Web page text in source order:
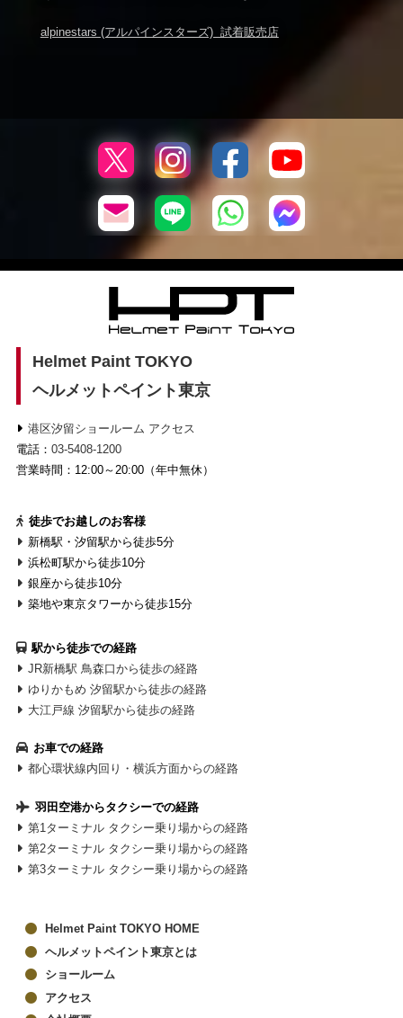
alpinestars (アルパインスターズ) 試着販売店
Helmet Paint TOKYO
ヘルメットペイント東京
港区汐留ショールーム アクセス
電話： 03-5408-1200
営業時間：12:00～20:00（年中無休）
徒歩でお越しのお客様
新橋駅・汐留駅から徒歩5分
浜松町駅から徒歩10分
銀座から徒歩10分
築地や東京タワーから徒歩15分
駅から徒歩での経路
JR新橋駅 鳥森口から徒歩の経路
ゆりかもめ 汐留駅から徒歩の経路
大江戸線 汐留駅から徒歩の経路
お車での経路
都心環状線内回り・横浜方面からの経路
羽田空港からタクシーでの経路
第1ターミナル タクシー乗り場からの経路
第2ターミナル タクシー乗り場からの経路
第3ターミナル タクシー乗り場からの経路
Helmet Paint TOKYO HOME
ヘルメットペイント東京とは
ショールーム
アクセス